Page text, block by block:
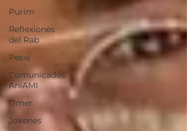
Purim
Reflexiones
del Rab
Pesaj
Comunicados
AniAMI
Omer
Jovenes